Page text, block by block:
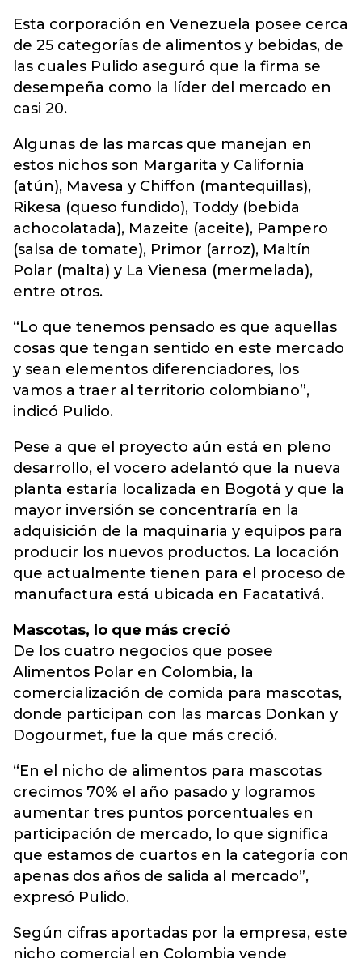
Esta corporación en Venezuela posee cerca
de 25 categorías de alimentos y bebidas, de
las cuales Pulido aseguró que la firma se
desempeña como la líder del mercado en
casi 20.
Algunas de las marcas que manejan en
estos nichos son Margarita y California
(atún), Mavesa y Chiffon (mantequillas),
Rikesa (queso fundido), Toddy (bebida
achocolatada), Mazeite (aceite), Pampero
(salsa de tomate), Primor (arroz), Maltín
Polar (malta) y La Vienesa (mermelada),
entre otros.
“Lo que tenemos pensado es que aquellas
cosas que tengan sentido en este mercado
y sean elementos diferenciadores, los
vamos a traer al territorio colombiano”,
indicó Pulido.
Pese a que el proyecto aún está en pleno
desarrollo, el vocero adelantó que la nueva
planta estaría localizada en Bogotá y que la
mayor inversión se concentraría en la
adquisición de la maquinaria y equipos para
producir los nuevos productos. La locación
que actualmente tienen para el proceso de
manufactura está ubicada en Facatativá.
Mascotas, lo que más creció
De los cuatro negocios que posee
Alimentos Polar en Colombia, la
comercialización de comida para mascotas,
donde participan con las marcas Donkan y
Dogourmet, fue la que más creció.
“En el nicho de alimentos para mascotas
crecimos 70% el año pasado y logramos
aumentar tres puntos porcentuales en
participación de mercado, lo que significa
que estamos de cuartos en la categoría con
apenas dos años de salida al mercado”,
expresó Pulido.
Según cifras aportadas por la empresa, este
nicho comercial en Colombia vende